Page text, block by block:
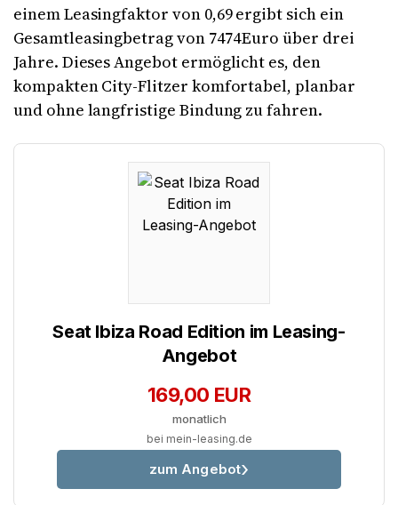
einem Leasingfaktor von 0,69 ergibt sich ein
Gesamtleasingbetrag von 7474 Euro über drei
Jahre. Dieses Angebot ermöglicht es, den
kompakten City-Flitzer komfortabel, planbar
und ohne langfristige Bindung zu fahren.
Seat Ibiza Road Edition im Leasing-
Angebot
169,00 EUR
monatlich
bei mein-leasing.de
zum Angebot